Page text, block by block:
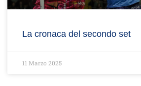
La cronaca del secondo set
11 Marzo 2025